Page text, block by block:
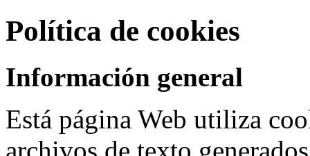
Política de cookies
Información general
Está página Web utiliza
archivos de texto